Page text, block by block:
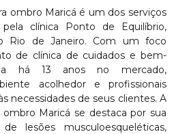
ombro Maricá é um dos serviços
clínica Ponto de Equilíbrio,
Rio de Janeiro. Com um foco
de clínica de cuidados e bem-
há 13 anos no mercado,
acolhedor e profissionais
necessidades de seus clientes. A
Maricá se destaca por sua
lesões musculoesqueléticas,